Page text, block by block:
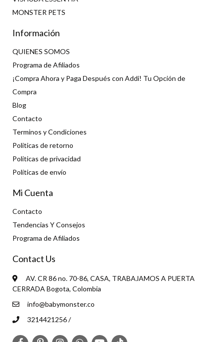
MONSTER PETS
Información
QUIENES SOMOS
Programa de Afiliados
¡Compra Ahora y Paga Después con Addi! Tu Opción de
Compra
Blog
Contacto
Terminos y Condiciones
Politicas de retorno
Politicas de privacidad
Políticas de envío
Mi Cuenta
Contacto
Tendencias Y Consejos
Programa de Afiliados
Contact Us
AV. CR 86 no. 70-86, CASA, TRABAJAMOS A PUERTA
CERRADA Bogota, Colombia
info@babymonster.co
3214421256 /